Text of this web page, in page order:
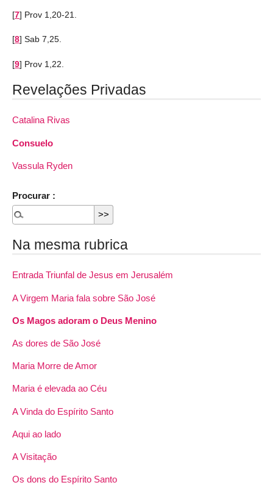
[7] Prov 1,20-21.
[8] Sab 7,25.
[9] Prov 1,22.
Revelações Privadas
Catalina Rivas
Consuelo
Vassula Ryden
Procurar :
Na mesma rubrica
Entrada Triunfal de Jesus em Jerusalém
A Virgem Maria fala sobre São José
Os Magos adoram o Deus Menino
As dores de São José
Maria Morre de Amor
Maria é elevada ao Céu
A Vinda do Espírito Santo
Aqui ao lado
A Visitação
Os dons do Espírito Santo